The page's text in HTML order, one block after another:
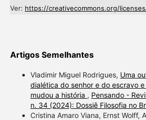
Ver: https://creativecommons.org/
Artigos Semelhantes
Vladimir Miguel Rodrigues, Uma
dialética do senhor e do escravo
mudou a história , Pensando -
n. 34 (2024): Dossiê Filosofia no
Cristina Amaro Viana, Ernst Wolff,